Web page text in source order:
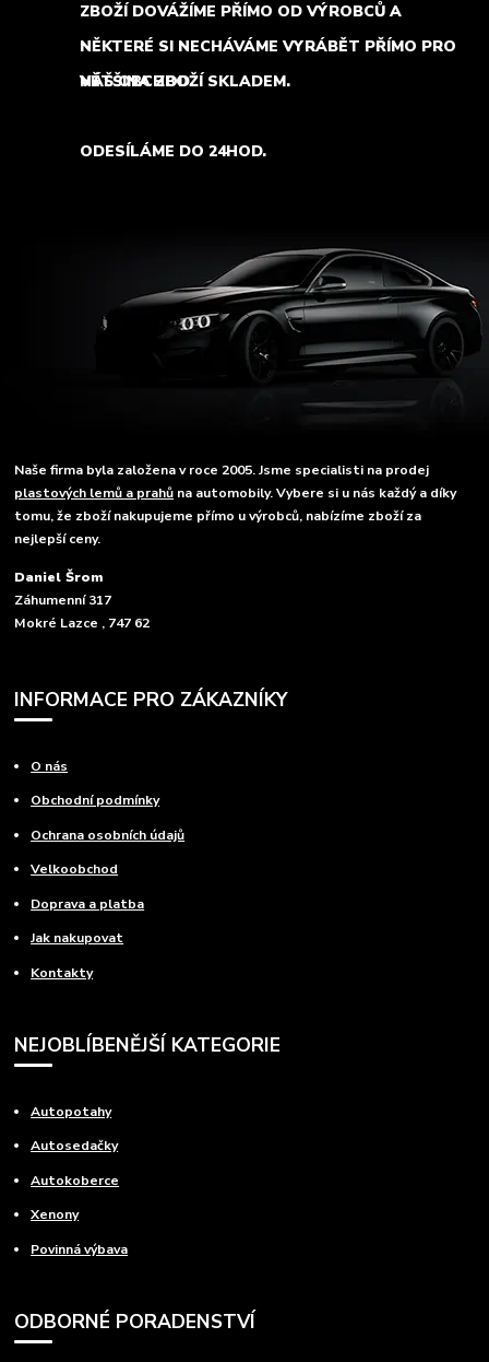
ZBOŽÍ DOVÁŽÍME PŘÍMO OD VÝROBCŮ A
NĚKTERÉ SI NECHÁVÁME VYRÁBĚT PŘÍMO PRO
NÁŠ OBCHOD.
VĚTŠINA ZBOŽÍ SKLADEM.
ODESÍLÁME DO 24HOD.
Naše firma byla založena v roce 2005. Jsme specialisti na prodej
plastových lemů a prahů na automobily. Vybere si u nás každý a díky
tomu, že zboží nakupujeme přímo u výrobců, nabízíme zboží za
nejlepší ceny.
Daniel Šrom
Záhumenní 317
Mokré Lazce , 747 62
INFORMACE PRO ZÁKAZNÍKY
O nás
Obchodní podmínky
Ochrana osobních údajů
Velkoobchod
Doprava a platba
Jak nakupovat
Kontakty
NEJOBLÍBENĚJŠÍ KATEGORIE
Autopotahy
Autosedačky
Autokoberce
Xenony
Povinná výbava
ODBORNÉ PORADENSTVÍ